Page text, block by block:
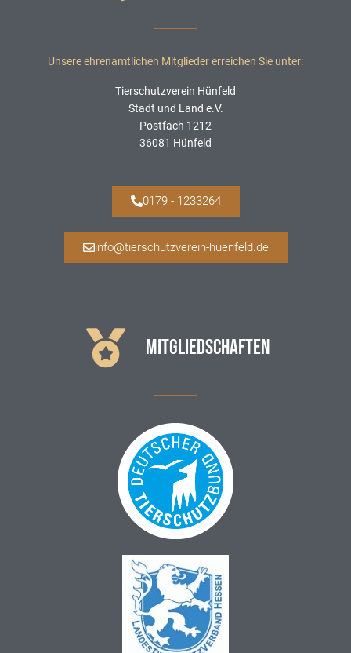
Unsere ehrenamtlichen Mitglieder erreichen Sie unter:
Tierschutzverein Hünfeld
Stadt und Land e.V.
Postfach 1212
36081 Hünfeld
0179 - 1233264
info@tierschutzverein-huenfeld.de
MITGLIEDSCHAFTEN